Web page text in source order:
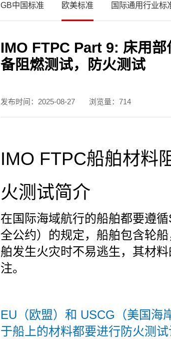
GB中国标准 欧美标准 国际通用行业标
IMO FTPC Part 9: 床用
备阻燃测试，防火测试
发布时间：2025-08-27 浏览量：714
IMO FTPC船舶材料
火测试简介
在国际海域航行的船舶都要遵
全公约）的规定，船舶包含轮
舶发生火灾时不易逃生，其材
注。
EU（欧盟）和 USCG（美国海
于船上的材料都要进行防火测